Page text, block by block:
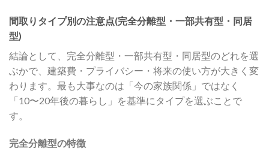
間取りタイプ別の注意点(完全分離型・一部共有型・同居
型)
結論として、完全分離型・一部共有型・同居型のどれを選
ぶかで、建築費・プライバシー・将来の使い方が大きく変
わります。最も大事なのは「今の家族関係」ではなく
「10〜20年後の暮らし」を基準にタイプを選ぶことで
す。
完全分離型の特徴